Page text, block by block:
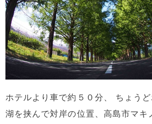
ホテルより車で約５０分、 ちょう
湖を挟んで対岸の位置、高島市マキ